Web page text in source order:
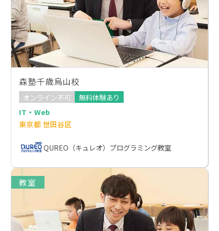
森塾千歳烏山校
オンライン不可
無料体験あり
IT・Web
東京都 世田谷区
QUREO（キュレオ）プログラミング教室
教室